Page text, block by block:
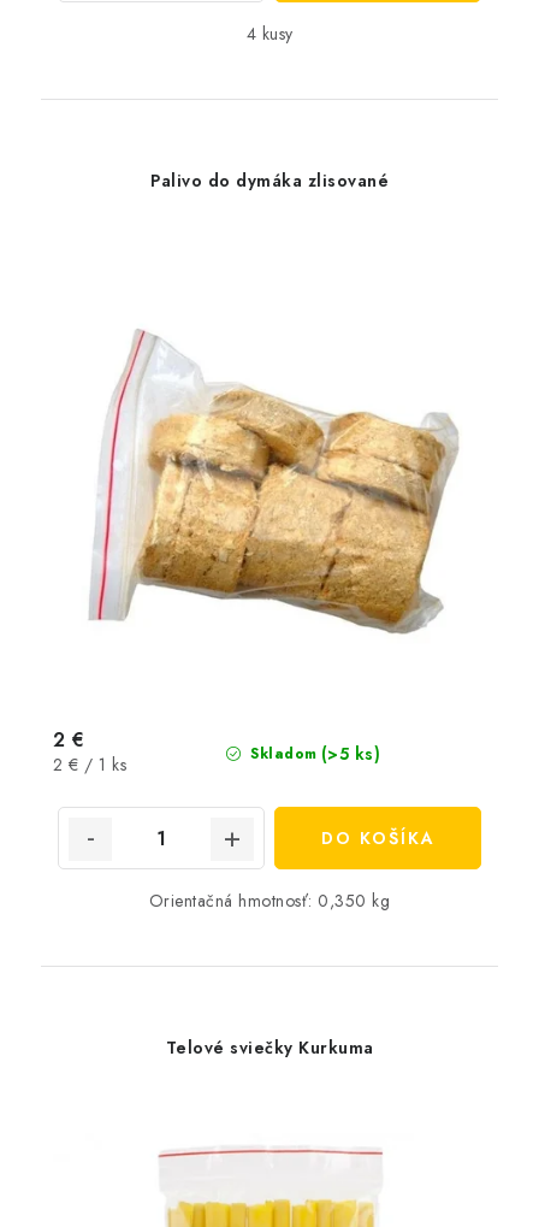
4 kusy
Palivo do dymáka zlisované
Skladom (>5 ks)
2 €
Jednotková
2 € / 1 ks
DO KOŠÍKA
Orientačná hmotnosť: 0,350 kg
Telové sviečky Kurkuma